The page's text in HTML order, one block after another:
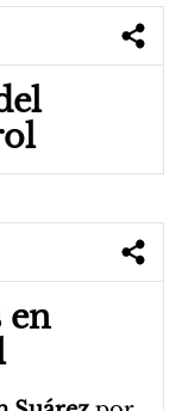
en